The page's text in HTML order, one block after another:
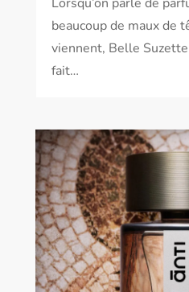
beaucoup de maux de
viennent, Belle
fait…